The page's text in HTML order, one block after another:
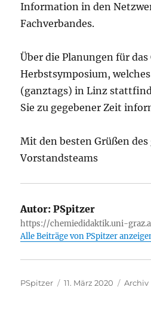
Information in den
Fachverbandes.
Über die Planungen für das
Herbstsymposium,
(ganztags) in Linz
Sie zu gegebener Zeit
Mit den besten Grüßen
Vorstandsteams
Autor: PSpitzer
https://chemiedidaktik.uni-
Alle Beiträge von PSpitzer
Autor
PSpitzer
Veröffentlicht
11. März 2020 Archiv